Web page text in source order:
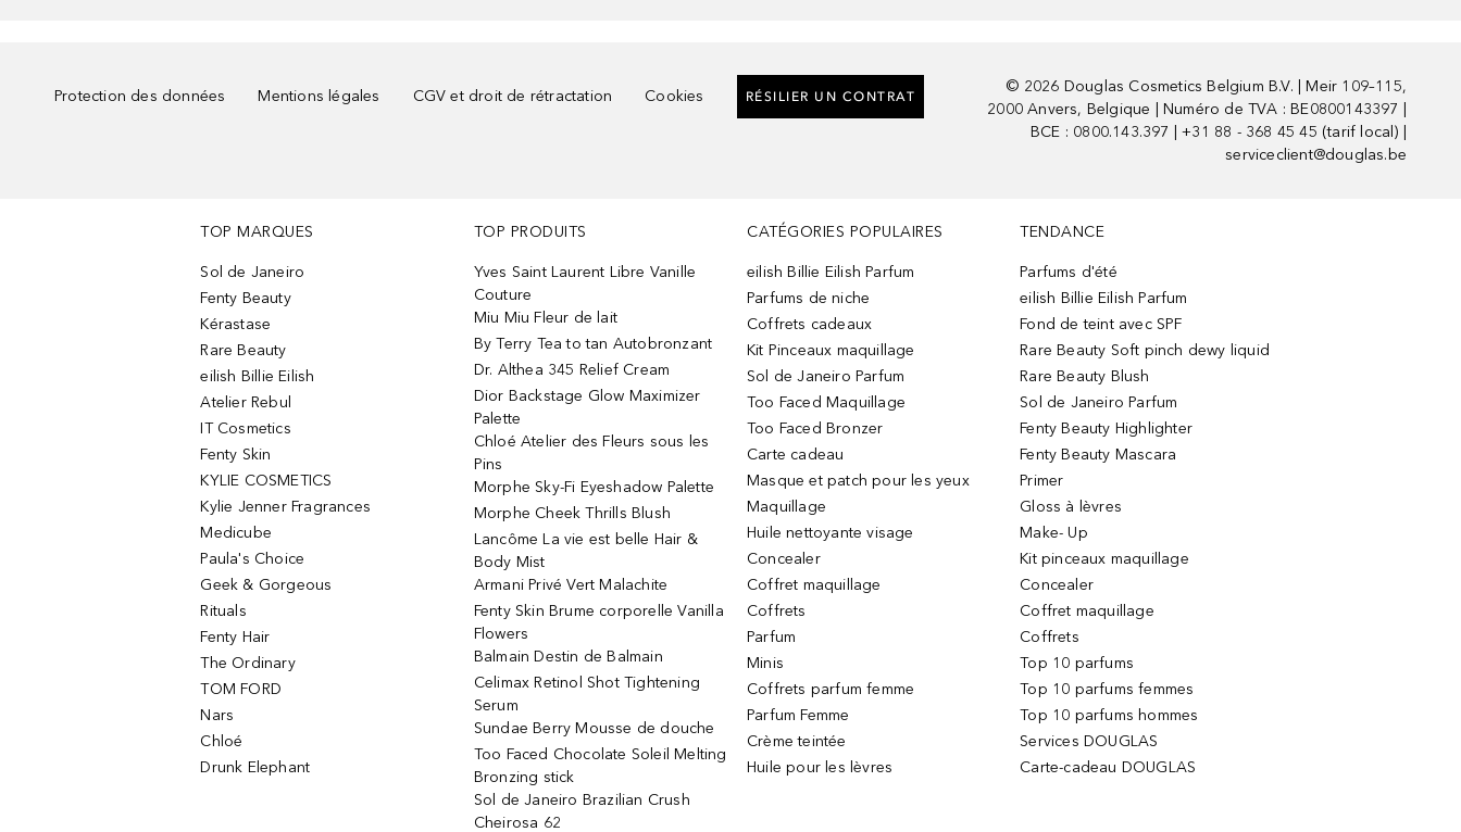
Protection des données Mentions légales CGV et droit de rétractation Cookies RÉSILIER UN CONTRAT
© 2026 Douglas Cosmetics Belgium B.V. | Meir 109–115,
2000 Anvers, Belgique | Numéro de TVA : BE0800143397 |
BCE : 0800.143.397 | +31 88 - 368 45 45 (tarif local) |
serviceclient@douglas.be
TOP MARQUES
Sol de Janeiro
Fenty Beauty
Kérastase
Rare Beauty
eilish Billie Eilish
Atelier Rebul
IT Cosmetics
Fenty Skin
KYLIE COSMETICS
Kylie Jenner Fragrances
Medicube
Paula's Choice
Geek & Gorgeous
Rituals
Fenty Hair
The Ordinary
TOM FORD
Nars
Chloé
Drunk Elephant
TOP PRODUITS
Yves Saint Laurent Libre Vanille
Couture
Miu Miu Fleur de lait
By Terry Tea to tan Autobronzant
Dr. Althea 345 Relief Cream
Dior Backstage Glow Maximizer
Palette
Chloé Atelier des Fleurs sous les
Pins
Morphe Sky-Fi Eyeshadow Palette
Morphe Cheek Thrills Blush
Lancôme La vie est belle Hair &
Body Mist
Armani Privé Vert Malachite
Fenty Skin Brume corporelle Vanilla
Flowers
Balmain Destin de Balmain
Celimax Retinol Shot Tightening
Serum
Sundae Berry Mousse de douche
Too Faced Chocolate Soleil Melting
Bronzing stick
Sol de Janeiro Brazilian Crush
Cheirosa 62
CATÉGORIES POPULAIRES
eilish Billie Eilish Parfum
Parfums de niche
Coffrets cadeaux
Kit Pinceaux maquillage
Sol de Janeiro Parfum
Too Faced Maquillage
Too Faced Bronzer
Carte cadeau
Masque et patch pour les yeux
Maquillage
Huile nettoyante visage
Concealer
Coffret maquillage
Coffrets
Parfum
Minis
Coffrets parfum femme
Parfum Femme
Crème teintée
Huile pour les lèvres
TENDANCE
Parfums d'été
eilish Billie Eilish Parfum
Fond de teint avec SPF
Rare Beauty Soft pinch dewy liquid
Rare Beauty Blush
Sol de Janeiro Parfum
Fenty Beauty Highlighter
Fenty Beauty Mascara
Primer
Gloss à lèvres
Make- Up
Kit pinceaux maquillage
Concealer
Coffret maquillage
Coffrets
Top 10 parfums
Top 10 parfums femmes
Top 10 parfums hommes
Services DOUGLAS
Carte-cadeau DOUGLAS